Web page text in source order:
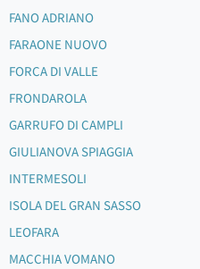
FANO ADRIANO
FARAONE NUOVO
FORCA DI VALLE
FRONDAROLA
GARRUFO DI CAMPLI
GIULIANOVA SPIAGGIA
INTERMESOLI
ISOLA DEL GRAN SASSO
LEOFARA
MACCHIA VOMANO